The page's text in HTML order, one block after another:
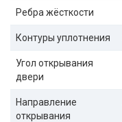
Ребра жёсткости
Контуры уплотнения
Угол открывания
двери
Направление
открывания